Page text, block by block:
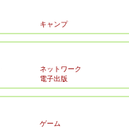
キャンプ
ネットワーク
電子出版
ゲーム